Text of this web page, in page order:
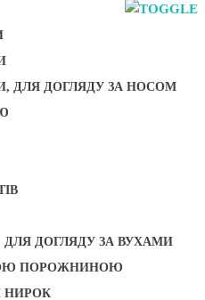
ДЛЯ ДОГЛЯДУ ЗА НОСОМ
ДОГЛЯДУ ЗА ВУХАМИ
ПОРОЖНИНОЮ
НИРОК